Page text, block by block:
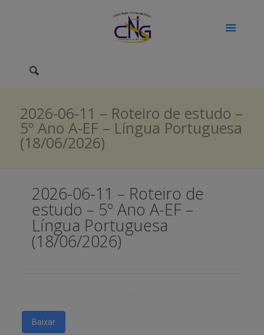
2026-06-11 – Roteiro de estudo –
5º Ano A-EF – Língua Portuguesa
(18/06/2026)
2026-06-11 – Roteiro de
estudo – 5º Ano A-EF –
Língua Portuguesa
(18/06/2026)
Baixar